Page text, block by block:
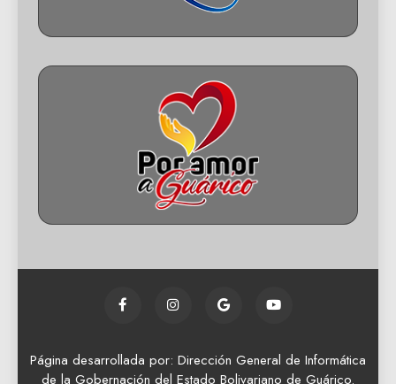
Página desarrollada por: Dirección General de Informática
de la Gobernación del Estado Bolivariano de Guárico.